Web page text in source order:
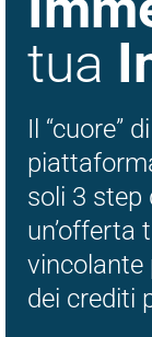
tua
Il “cuore”
soli 3 step
un’offerta
vincolante
dei crediti